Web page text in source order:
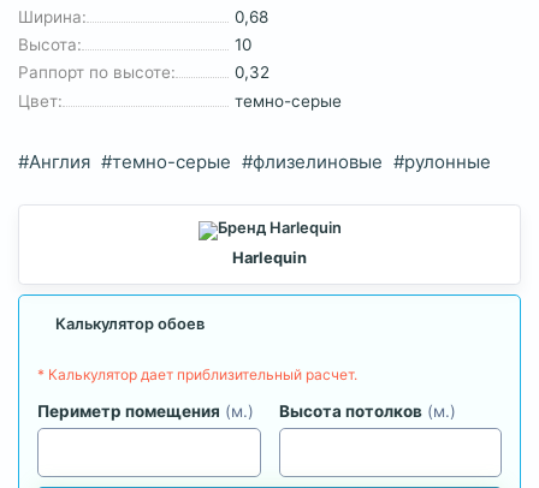
Ширина:
0,68
Высота:
10
Раппорт по высоте:
0,32
Цвет:
темно-серые
#Англия #темно-серые #флизелиновые #рулонные
Harlequin
Калькулятор обоев
* Калькулятор дает приблизительный расчет.
Периметр помещения (м.) Высота потолков (м.)